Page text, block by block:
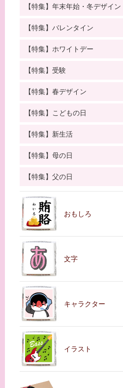
【特集】年末年始・冬デザイン
【特集】バレンタイン
【特集】ホワイトデー
【特集】受験
【特集】春デザイン
【特集】こどもの日
【特集】新生活
【特集】母の日
【特集】父の日
おもしろ
文字
キャラクター
イラスト